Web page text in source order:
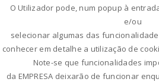
O Utilizador pode, num popup à
e/ou
selecionar algumas das
conhecer em detalhe a utilização de
Note-se que funcionalidades
da EMPRESA deixarão de funcionar